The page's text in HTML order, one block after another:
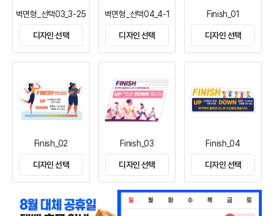
벽면형_선택03_3-25
디자인 선택
벽면형_선택04_4-1
디자인 선택
Finish_01
디자인 선택
Finish_02
디자인 선택
Finish_03
디자인 선택
Finish_04
디자인 선택